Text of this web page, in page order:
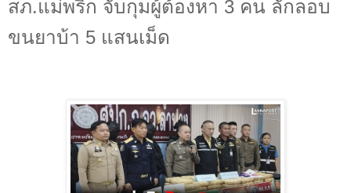
สภ.แม่พริก จับกุมผู้ต้องหา 3 คน ลักลอบ
ขนยาบ้า 5 แสนเม็ด